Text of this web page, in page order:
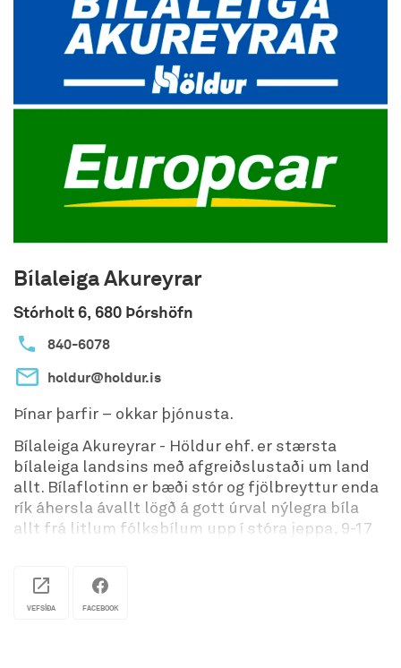
Bílaleiga Akureyrar
Stórholt 6, 680 Þórshöfn
840-6078
holdur@holdur.is
Þínar þarfir – okkar þjónusta.
Bílaleiga Akureyrar - Höldur ehf. er stærsta
bílaleiga landsins með afgreiðslustaði um land
allt. Bílaflotinn er bæði stór og fjölbreyttur enda
rík áhersla ávallt lögð á gott úrval nýlegra bíla
allt frá litlum fólksbílum upp í stóra jeppa, 9-17
Fjöldi afgreiðslustaða hringinn í kringum landið
VEFSÍÐA FACEBOOK